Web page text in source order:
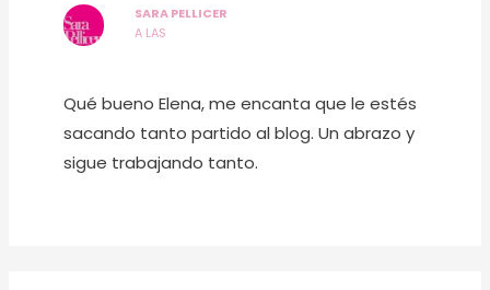
SARA PELLICER
A LAS
Qué bueno Elena, me encanta que le estés
sacando tanto partido al blog. Un abrazo y
sigue trabajando tanto.